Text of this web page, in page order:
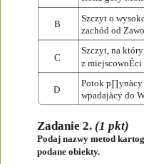
B
Szczyt o
zachód od
C
Szczyt, na
z miejscowoÊci
D
Potok p∏ynàcy
wpadajàcy do
Zadanie 2. (1 pkt)
Podaj nazwy metod
podane obiekty.